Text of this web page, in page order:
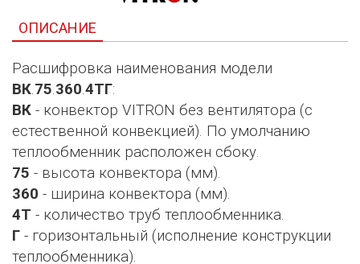
ОПИСАНИЕ
Расшифровка наименования модели
ВК.75.360.4ТГ:
ВК - конвектор VITRON без вентилятора (с
естественной конвекцией). По умолчанию
теплообменник расположен сбоку.
75 - высота конвектора (мм).
360 - ширина конвектора (мм).
4Т - количество труб теплообменника.
Г - горизонтальный (исполнение конструкции
теплообменника).